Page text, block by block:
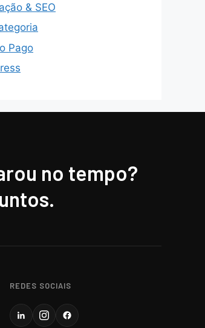
& SEO
Pago
no tempo?
REDES SOCIAIS